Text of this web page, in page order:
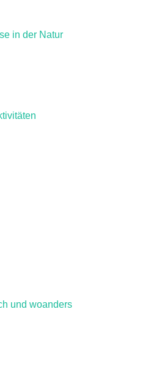
in der Natur
und woanders